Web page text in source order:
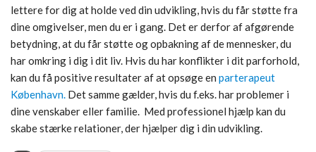
lettere for dig at holde ved din udvikling, hvis du får støtte fra
dine omgivelser, men du er i gang. Det er derfor af afgørende
betydning, at du får støtte og opbakning af de mennesker, du
har omkring i dig i dit liv. Hvis du har konflikter i dit parforhold,
kan du få positive resultater af at opsøge en parterapeut
København. Det samme gælder, hvis du f.eks. har problemer i
dine venskaber eller familie. Med professionel hjælp kan du
skabe stærke relationer, der hjælper dig i din udvikling.